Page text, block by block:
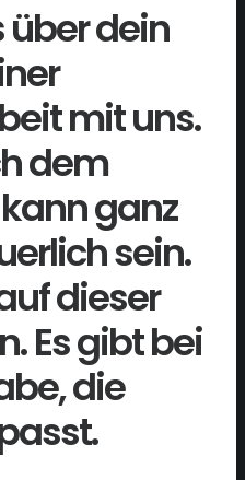
über dein
mit uns.
dem
ganz
sein.
dieser
Es gibt bei
die